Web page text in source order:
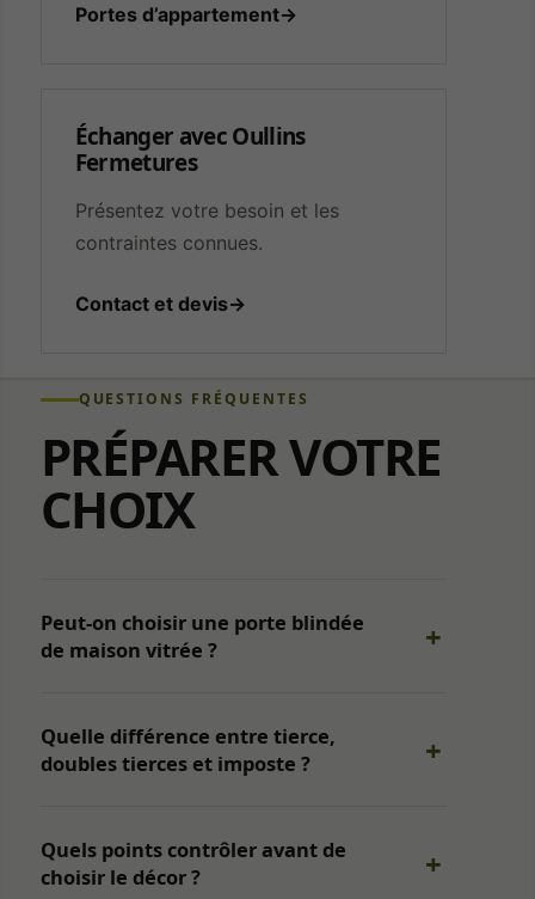
Portes d’appartement→
Échanger avec Oullins
Fermetures
Présentez votre besoin et les
contraintes connues.
Contact et devis→
QUESTIONS FRÉQUENTES
PRÉPARER VOTRE
CHOIX
Peut-on choisir une porte blindée
de maison vitrée ?
Quelle différence entre tierce,
doubles tierces et imposte ?
Quels points contrôler avant de
choisir le décor ?